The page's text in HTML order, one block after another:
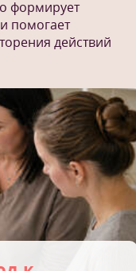
формирует
помогает
действий